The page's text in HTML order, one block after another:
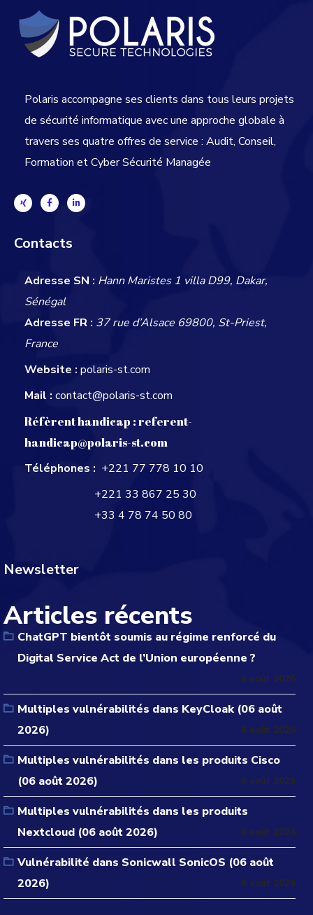
Polaris accompagne ses clients dans tous leurs projets
de sécurité informatique avec une approche globale à
travers ses quatre offres de service : Audit, Conseil,
Formation et Cyber Sécurité Managée
Contacts
Adresse SN : Hann Maristes 1 villa D99, Dakar,
Sénégal
Adresse FR : 37 rue d’Alsace 69800, St-Priest,
France
Website : polaris-st.com
Mail : contact@polaris-st.com
Réfèrent handicap :referent-
handicap@polaris-st.com
Téléphones : +221 77 778 10 10
+221 33 867 25 30
+33 4 78 74 50 80
Newsletter
Articles récents
ChatGPT bientôt soumis au régime renforcé du
Digital Service Act de l’Union européenne ?
6 août 2026
Multiples vulnérabilités dans KeyCloak (06 août
2026)
6 août 2026
Multiples vulnérabilités dans les produits Cisco
(06 août 2026)
6 août 2026
Multiples vulnérabilités dans les produits
Nextcloud (06 août 2026)
6 août 2026
Vulnérabilité dans Sonicwall SonicOS (06 août
2026)
6 août 2026